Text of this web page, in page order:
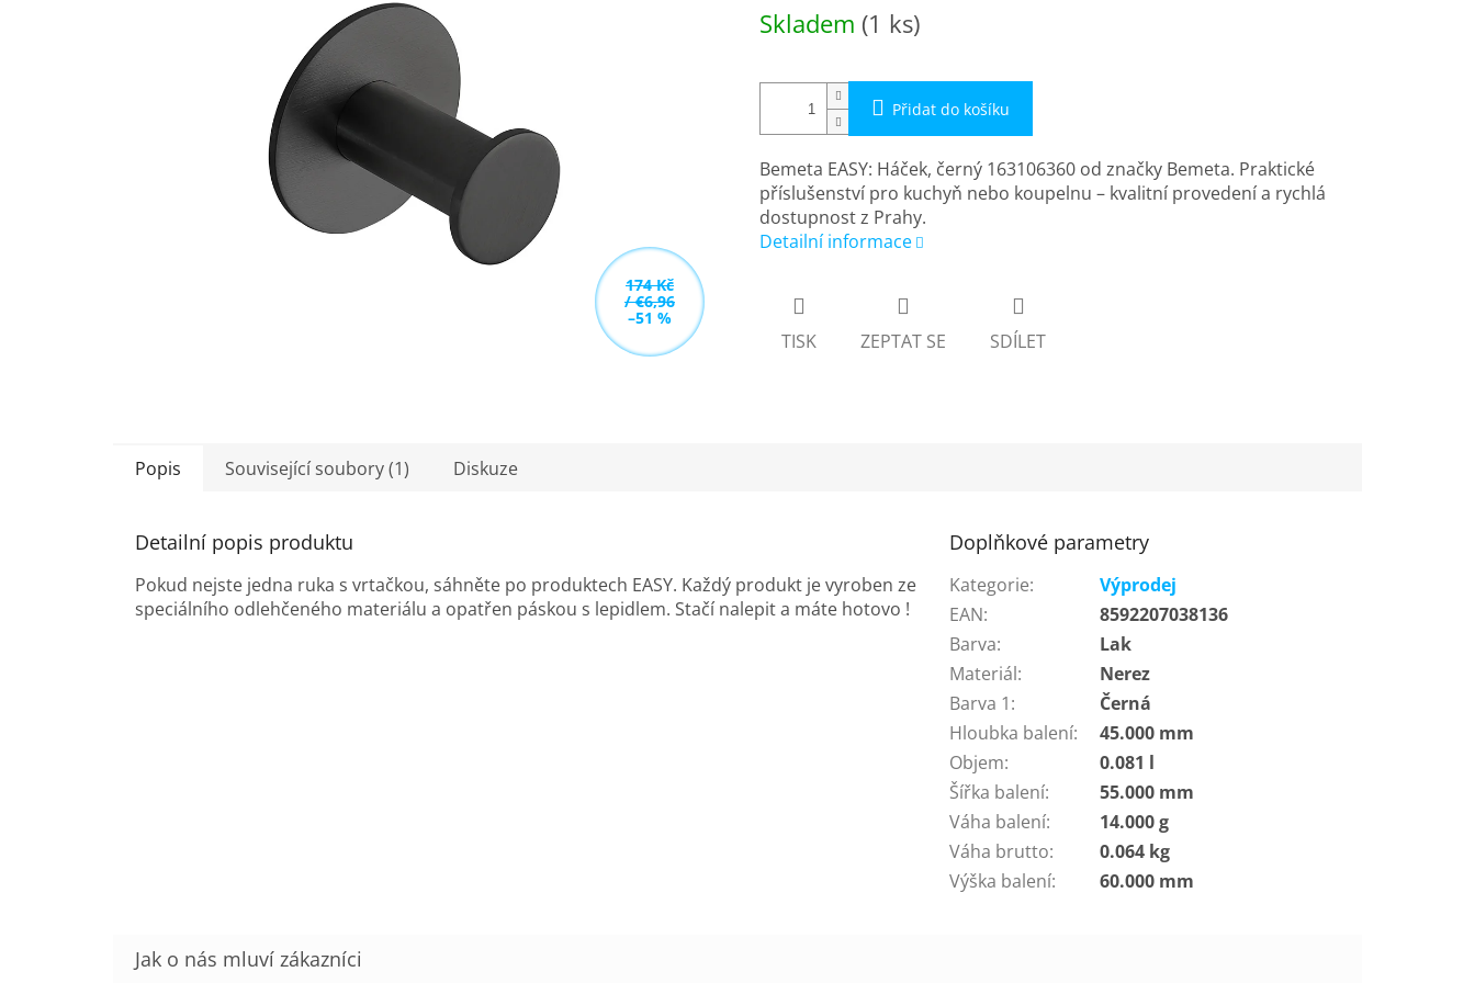
hvězdiček.
174 Kč
/ €6,96
–51 %
cena:
Skladem (1 ks)
Přidat do košíku
Bemeta EASY: Háček, černý 163106360 od značky Bemeta. Praktické
příslušenství pro kuchyň nebo koupelnu – kvalitní provedení a rychlá
dostupnost z Prahy.
Detailní informace
TISK ZEPTAT SE SDÍLET
Popis Související soubory (1) Diskuze
Detailní popis produktu
Pokud nejste jedna ruka s vrtačkou, sáhněte po produktech EASY. Každý produkt je vyroben ze
speciálního odlehčeného materiálu a opatřen páskou s lepidlem. Stačí nalepit a máte hotovo !
Doplňkové parametry
Kategorie:
Výprodej
EAN:
8592207038136
Barva:
Lak
Materiál:
Nerez
Barva 1:
Černá
Hloubka balení:
45.000 mm
Objem:
0.081 l
Šířka balení:
55.000 mm
Váha balení:
14.000 g
Váha brutto:
0.064 kg
Výška balení: 60.000 mm